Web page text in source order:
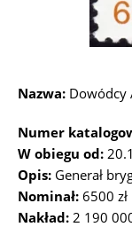
Nazwa: Dowódcy
Numer
W obiegu od:
Opis: Generał
Nominał: 6500 zł
Nakład: 2 190